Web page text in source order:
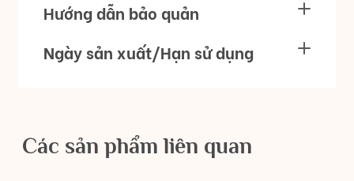
Hướng dẫn bảo quản
Ngày sản xuất/Hạn sử dụng
Các sản phẩm liên quan